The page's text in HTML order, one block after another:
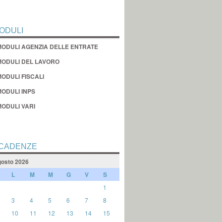
AGENZIA DELLE ENTRATE
DEL LAVORO
FISCALI
INPS
VARI
2026
L M M G V S
1
3 4 5 6 7
8
10 11 12 13 14
15